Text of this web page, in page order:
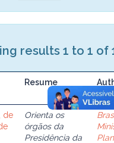
results 1 to 1 of
Resume
de
Orienta os
órgãos da
Presidência da